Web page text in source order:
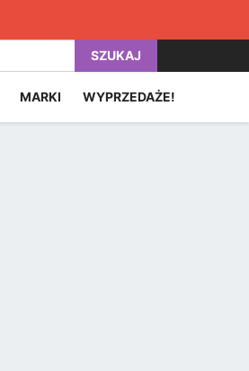
SZUKAJ
MARKI WYPRZEDAŻE!